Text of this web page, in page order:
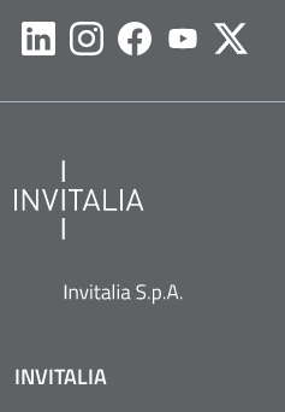
LikedinInstagramFacebookYoutubeTwitter
INVITALIA